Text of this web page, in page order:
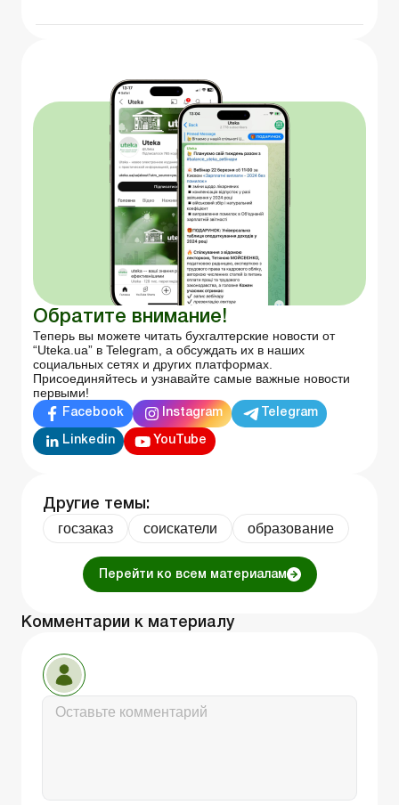
Обратите внимание!
Теперь вы можете читать бухгалтерские новости от
“Uteka.ua” в Telegram, а обсуждать их в наших
социальных сетях и других платформах.
Присоединяйтесь и узнавайте самые важные новости
первыми!
Facebook Instagram Telegram
Linkedin YouTube
Другие темы:
госзаказ соискатели образование
Перейти ко всем материалам
Комментарии к материалу